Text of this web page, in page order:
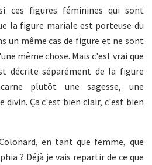
ces figures féminines qui sont
la figure mariale est porteuse du
un même cas de figure et ne sont
même chose. Mais c'est vrai que
décrite séparément de la figure
plutôt une sagesse, une
divin. Ça c'est bien clair, c'est bien
en tant que femme, que
? Déjà je vais repartir de ce que